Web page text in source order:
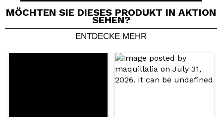
Ein Video oder Foto teilen
Dein Video könnte das erste sein. Stell es dir vor...
Würden Sie diesen Kauf empfehlen? Ja Nein
MÖCHTEN SIE DIESES PRODUKT IN AKTION
SEHEN?
ENTDECKE MEHR